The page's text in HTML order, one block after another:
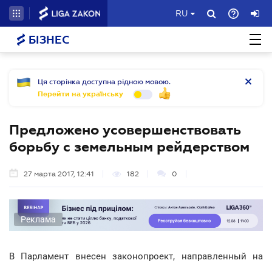
RU
БІЗНЕС
Ця сторінка доступна рідною мовою.
Перейти на українську
Предложено усовершенствовать
борьбу с земельным рейдерством
27 марта 2017, 12:41 182 0
Реклама
В Парламент внесен законопроект, направленный на